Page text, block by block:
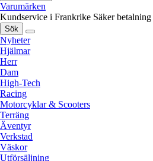
Varumärken
Kundservice i Frankrike Säker betalning
Sök
Nyheter
Hjälmar
Herr
Dam
High-Tech
Racing
Motorcyklar & Scooters
Terräng
Äventyr
Verkstad
Väskor
Utförsäljning